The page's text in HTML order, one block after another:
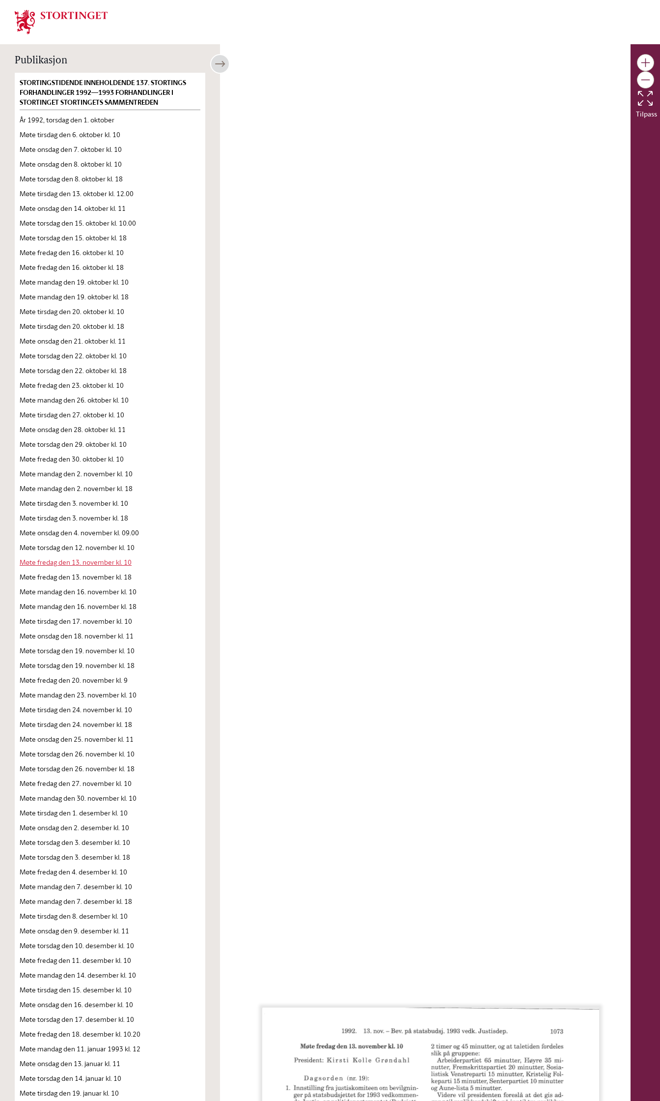
Stortinget.no
Publikasjon
STORTINGSTIDENDE INNEHOLDENDE 137. STORTINGS
FORHANDLINGER 1992—1993 FORHANDLINGER I
STORTINGET STORTINGETS SAMMENTREDEN
År 1992, torsdag den 1. oktober
Møte tirsdag den 6. oktober kl. 10
Møte onsdag den 7. oktober kl. 10
Møte onsdag den 8. oktober kl. 10
Møte torsdag den 8. oktober kl. 18
Møte tirsdag den 13. oktober kl. 12.00
Møte onsdag den 14. oktober kl. 11
Møte torsdag den 15. oktober kl. 10.00
Møte torsdag den 15. oktober kl. 18
Møte fredag den 16. oktober kl. 10
Møte fredag den 16. oktober kl. 18
Møte mandag den 19. oktober kl. 10
Møte mandag den 19. oktober kl. 18
Møte tirsdag den 20. oktober kl. 10
Møte tirsdag den 20. oktober kl. 18
Møte onsdag den 21. oktober kl. 11
Møte torsdag den 22. oktober kl. 10
Møte torsdag den 22. oktober kl. 18
Møte fredag den 23. oktober kl. 10
Møte mandag den 26. oktober kl. 10
Møte tirsdag den 27. oktober kl. 10
Møte onsdag den 28. oktober kl. 11
Møte torsdag den 29. oktober kl. 10
Møte fredag den 30. oktober kl. 10
Møte mandag den 2. november kl. 10
Møte mandag den 2. november kl. 18
Møte tirsdag den 3. november kl. 10
Møte tirsdag den 3. november kl. 18
Møte onsdag den 4. november kl. 09.00
Møte torsdag den 12. november kl. 10
Møte fredag den 13. november kl. 10
Møte fredag den 13. november kl. 18
Møte mandag den 16. november kl. 10
Møte mandag den 16. november kl. 18
Møte tirsdag den 17. november kl. 10
Møte onsdag den 18. november kl. 11
Møte torsdag den 19. november kl. 10
Møte torsdag den 19. november kl. 18
Møte fredag den 20. november kl. 9
Møte mandag den 23. november kl. 10
Møte tirsdag den 24. november kl. 10
Møte tirsdag den 24. november kl. 18
Møte onsdag den 25. november kl. 11
Møte torsdag den 26. november kl. 10
Møte torsdag den 26. november kl. 18
Møte fredag den 27. november kl. 10
Møte mandag den 30. november kl. 10
Møte tirsdag den 1. desember kl. 10
Møte onsdag den 2. desember kl. 10
Møte torsdag den 3. desember kl. 10
Møte torsdag den 3. desember kl. 18
Møte fredag den 4. desember kl. 10
Møte mandag den 7. desember kl. 10
Møte mandag den 7. desember kl. 18
Møte tirsdag den 8. desember kl. 10
Møte onsdag den 9. desember kl. 11
Møte torsdag den 10. desember kl. 10
Møte fredag den 11. desember kl. 10
Møte mandag den 14. desember kl. 10
Møte tirsdag den 15. desember kl. 10
Møte onsdag den 16. desember kl. 10
Møte torsdag den 17. desember kl. 10
Møte fredag den 18. desember kl. 10.20
Møte mandag den 11. januar 1993 kl. 12
Møte onsdag den 13. januar kl. 11
Møte torsdag den 14. januar kl. 10
Møte tirsdag den 19. januar kl. 10